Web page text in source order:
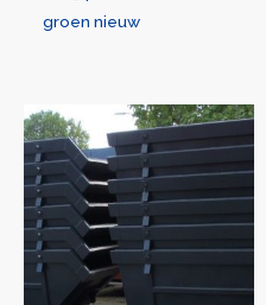
groen nieuw